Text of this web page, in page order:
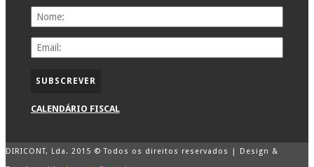
CALENDÁRIO FISCAL
DIRICONT, Lda. 2015 © Todos os direitos reservados | Design &